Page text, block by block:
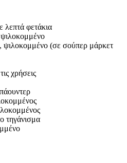
λεπτά φετάκια
ψιλοκομμένο (σε σούπερ μάρκετ
χρήσεις
τηγάνισμα